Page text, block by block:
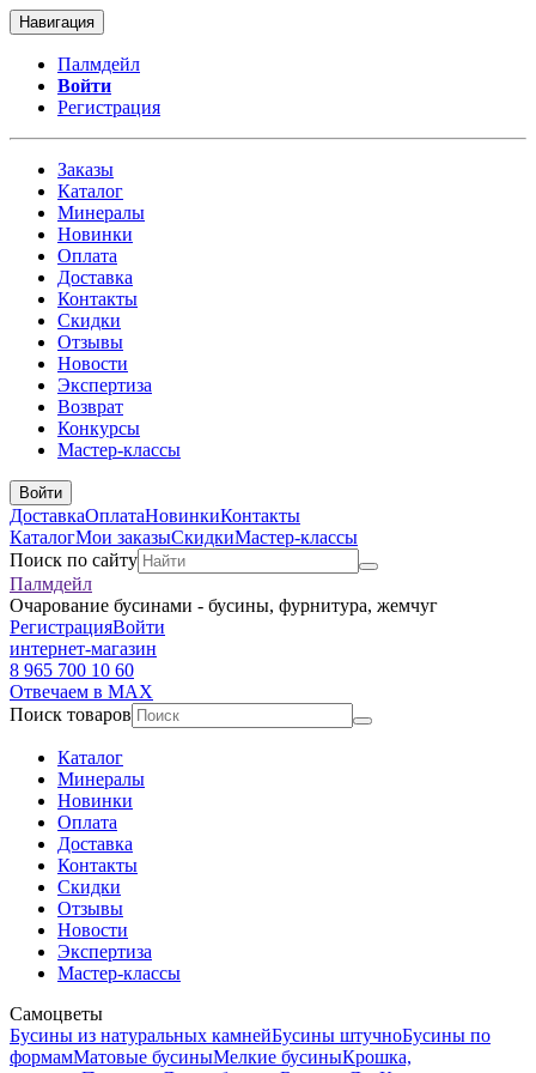
Навигация
Палмдейл
Войти
Регистрация
Заказы
Каталог
Минералы
Новинки
Оплата
Доставка
Контакты
Скидки
Отзывы
Новости
Экспертиза
Возврат
Конкурсы
Мастер-классы
Войти
ДоставкаОплатаНовинкиКонтакты
КаталогМои заказыСкидкиМастер-классы
Поиск по сайту
Палмдейл
Очарование бусинами - бусины, фурнитура, жемчуг
РегистрацияВойти
интернет-магазин
8 965 700 10 60
Отвечаем в MAX
Поиск товаров
Каталог
Минералы
Новинки
Оплата
Доставка
Контакты
Скидки
Отзывы
Новости
Экспертиза
Мастер-классы
Самоцветы
Бусины из натуральных камнейБусины штучноБусины по
формамМатовые бусиныМелкие бусиныКрошка,